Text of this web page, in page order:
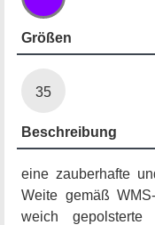
Größen
35
Beschreibung
eine zauberhafte
Weite gemäß
weich gepolsterte